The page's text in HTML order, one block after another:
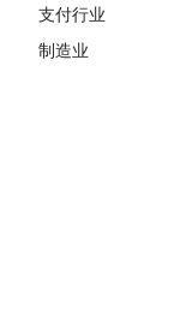
支付行业
制造业